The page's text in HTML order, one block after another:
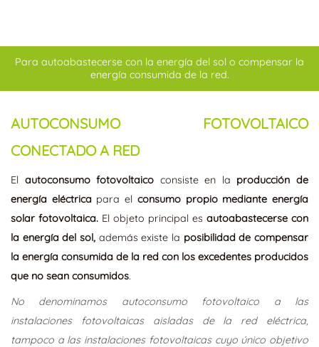
Para autoabastecerse con la energía del sol o compensar la
energía consumida de la red.
AUTOCONSUMO FOTOVOLTAICO
CONECTADO A RED
El autoconsumo fotovoltaico consiste en la producción de
energía eléctrica para el consumo propio mediante energía
solar fotovoltaica. El objeto principal es autoabastecerse con
la energía del sol, además existe la posibilidad de compensar
la energía consumida de la red con los excedentes producidos
que no sean consumidos.
No denominamos autoconsumo fotovoltaico a las
instalaciones fotovoltaicas aisladas de la red eléctrica,
tampoco a las instalaciones fotovoltaicas cuyo único objetivo